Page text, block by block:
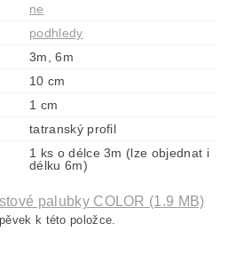
ne
podhledy
3m, 6m
10 cm
1 cm
tatranský profil
1 ks o délce 3m (lze objednat i
délku 6m)
palubky COLOR (1.9 MB)
k této položce.